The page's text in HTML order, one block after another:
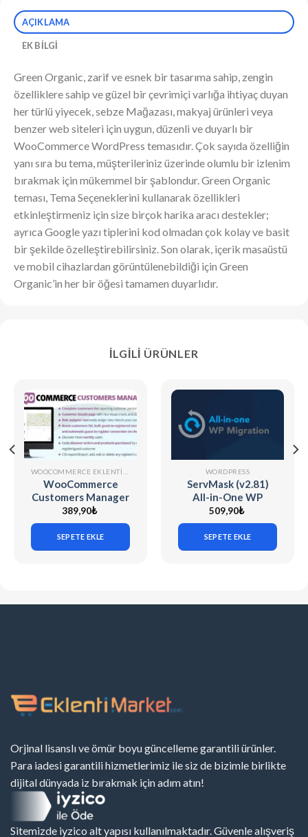
AÇIKLAMA
EK BILGI
Green Organic, zarif ve esnek bir tasarıma sahip, zengin
özelliklere sahip ve güzel bir çevrimiçi varlığa ihtiyaç duyan
her türlü yiyecek, sebze Mağazası, makyaj ürünleri veya
benzer web siteleri için uygun, düzenli ve duyarlı bir
WooCommerce WordPress temasıdır. Çok sayıda özelliğin
yanı sıra bu tema, müşterileriniz üzerinde olumlu bir izlenim
bırakmak için mükemmel bir şablondur. Green Organic
teması, Tema Seçeneklerini kullanarak özellikleri
etkinleştirmeniz için size birçok harika aracı destekler;
ayrıca Google yazı tiplerini kod olmadan çok kolay ve basit
bir şekilde özelleştirebilirsiniz. Son olarak, içerik masaüstü
ve mobil cihazlardan görüntülenebildiği için Green
Organic’in her bir öğesi tamamen duyarlıdır.
İLGILI ÜRÜNLER
WooCommerce
Customers Manager
v31.9
389,90₺
SEPETE EKLE
WORDPRESS
ServMask (v2.81)
All-in-One WP
Migration Unlimited
Extension
509,90₺
SEPETE EKLE
Orjinal lisanslı ve ömür boyu güncelleme garantili ürünler.
Para iadesi garantili hizmetlerimiz ile siz de bizimle birlikte
dijital dünyada iz bırakmak için adım atın!
Sitemizde iyzico alt yapısı kullanılmaktadır. Güvenle alışveriş